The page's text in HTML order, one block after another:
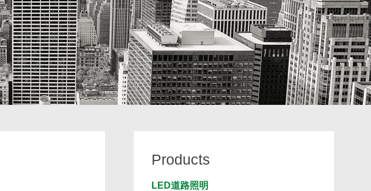
Products
LED道路照明